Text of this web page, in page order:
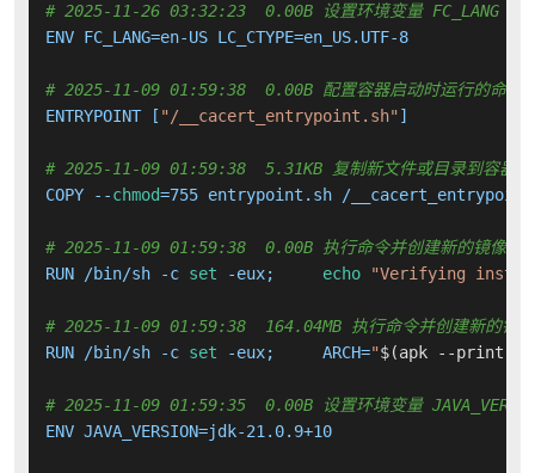
# 2025-11-26 03:32:23  0.00B 设置环境变量 FC_LANG
ENV FC_LANG=en-US LC_CTYPE=en_US.UTF-8
# 2025-11-09 01:59:38  0.00B 配置容器启动时运行的命令
ENTRYPOINT [ "/__cacert_entrypoint.sh" ]
# 2025-11-09 01:59:38  5.31KB 复制新文件或目录到容器中
COPY --chmod=755 entrypoint.sh /
# 2025-11-09 01:59:38  0.00B 执行命令并创建新的镜像层
RUN /bin/sh -c set -eux; echo "Verifying
# 2025-11-09 01:59:38  164.04MB 执行命令并创建新的镜
RUN /bin/sh -c set -eux;     ARCH="$(apk --print-
# 2025-11-09 01:59:35  0.00B 设置环境变量
ENV JAVA_VERSION=jdk-21.0.9+10